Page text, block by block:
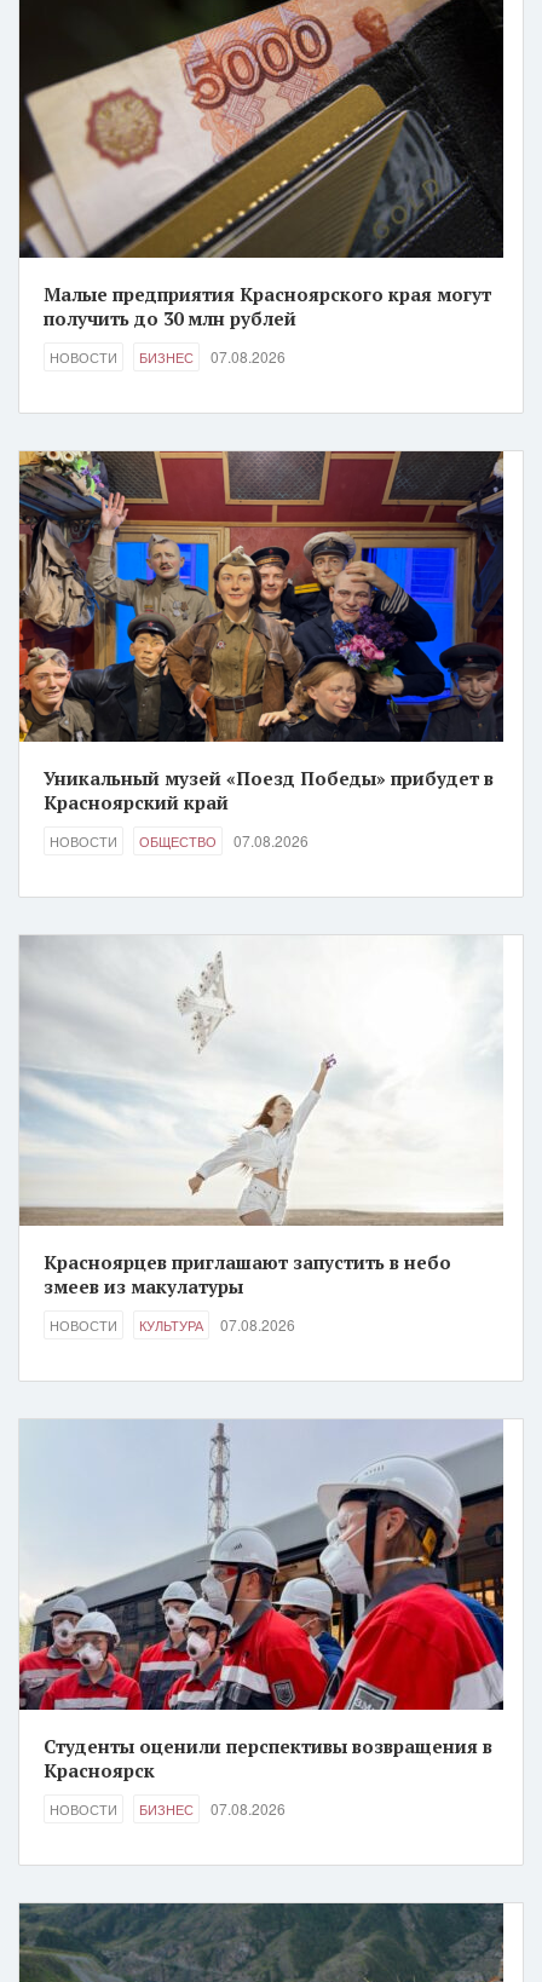
Малые предприятия Красноярского края могут
получить до 30 млн рублей
НОВОСТИ БИЗНЕС 07.08.2026
Уникальный музей «Поезд Победы» прибудет в
Красноярский край
НОВОСТИ ОБЩЕСТВО 07.08.2026
Красноярцев приглашают запустить в небо
змеев из макулатуры
НОВОСТИ КУЛЬТУРА 07.08.2026
Студенты оценили перспективы возвращения в
Красноярск
НОВОСТИ БИЗНЕС 07.08.2026